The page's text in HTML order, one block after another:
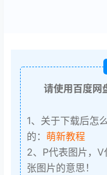
请使用百度网
1、关于下载后怎
的： 萌新教程
2、P代表图片，
张图片的意思！